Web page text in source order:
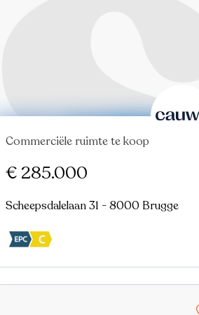
Nieuw
Commerciële ruimte te koop
€ 285.000
Scheepsdalelaan 31 - 8000 Brugge